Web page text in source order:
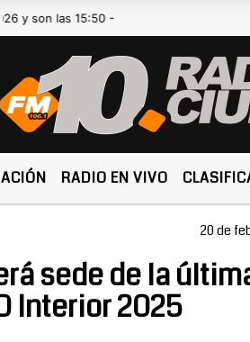
las 15:50 -
RADIO EN VIVO
20 de
sede de la
Interior 2025